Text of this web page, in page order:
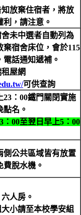
放棄住宿者，將放
，請注意。
未中選者自動列為
棄宿舍床位，會於115
電話通知遞補。
屋網
可供查詢
：00鐵門關閉實施
點名。
：00至翌日早上5：00
側公共區域皆有放置
脫水機。
六人房。
小請至本校學安組